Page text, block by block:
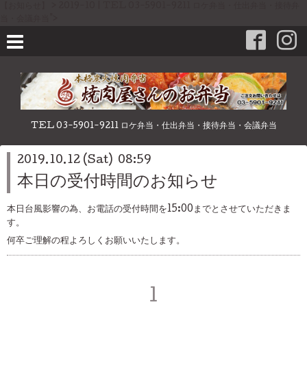
TEL 03-5901-9211 ロケ弁当・仕出弁当・接待弁当・会議弁当
2019.10.12 (Sat) 08:59
本日の受付時間のお知らせ
本日台風影響の為、お電話の受付時間を15:00までとさせていただきま
す。
何卒ご理解の程よろしくお願いいたします。
1